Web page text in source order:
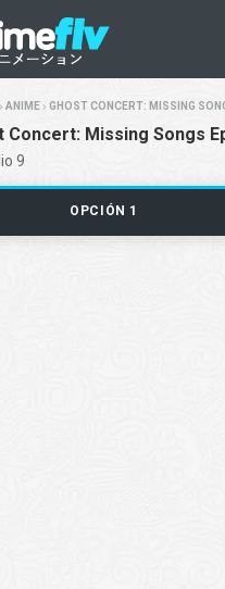
ANIME GHOST CONCERT: MISSING
Concert: Missing Songs
9
OPCIÓN 1